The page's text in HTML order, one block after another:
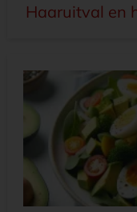
Haaruitval en